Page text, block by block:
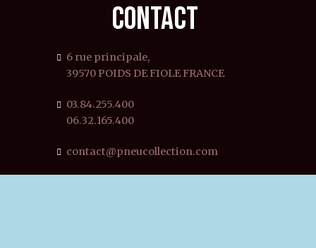
CONTACT
6 rue principale,
39570 POIDS DE FIOLE FRANCE
03.84.255.400
06.32.165.400
contact@pneucollection.com